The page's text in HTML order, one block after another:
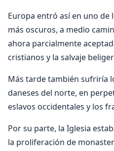
Europa entró así en uno
más oscuros, a medio
ahora parcialmente
cristianos y la salvaje
Más tarde también sufriría
daneses del norte, en
eslavos occidentales y los
Por su parte, la Iglesia
la proliferación de